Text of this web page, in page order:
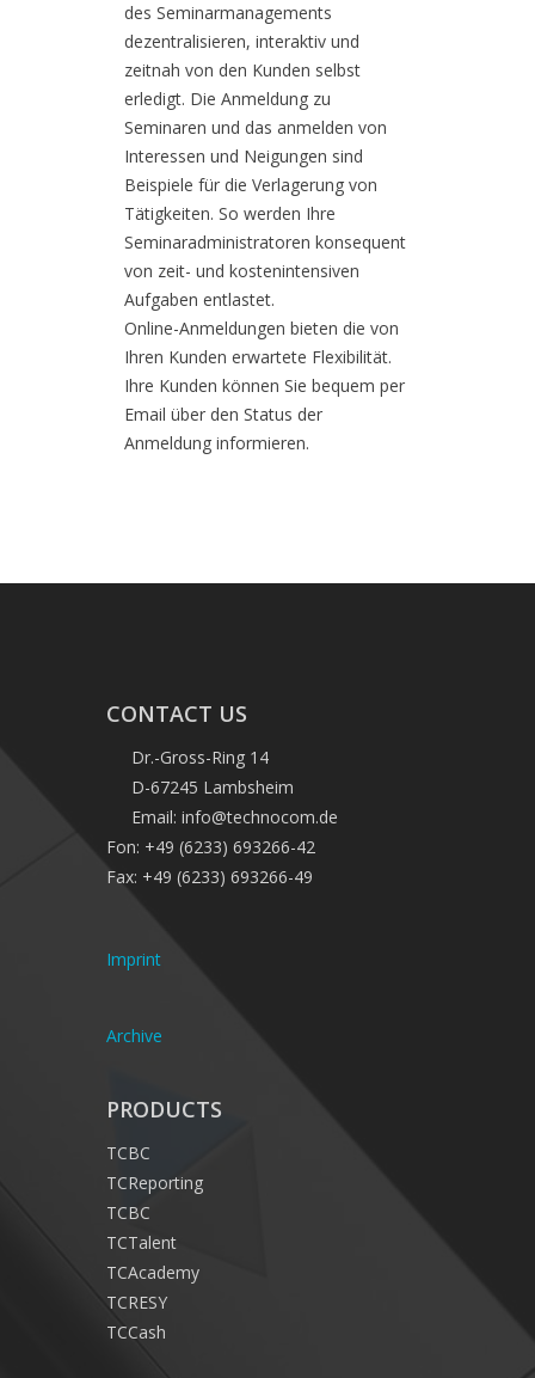
des Seminarmanagements
dezentralisieren, interaktiv und
zeitnah von den Kunden selbst
erledigt. Die Anmeldung zu
Seminaren und das anmelden von
Interessen und Neigungen sind
Beispiele für die Verlagerung von
Tätigkeiten. So werden Ihre
Seminaradministratoren konsequent
von zeit- und kostenintensiven
Aufgaben entlastet.
Online-Anmeldungen bieten die von
Ihren Kunden erwartete Flexibilität.
Ihre Kunden können Sie bequem per
Email über den Status der
Anmeldung informieren.
CONTACT US
Dr.-Gross-Ring 14
D-67245 Lambsheim
Email: info@technocom.de
Fon: +49 (6233) 693266-42
Fax: +49 (6233) 693266-49
Imprint
Archive
PRODUCTS
TCBC
TCReporting
TCBC
TCTalent
TCAcademy
TCRESY
TCCash